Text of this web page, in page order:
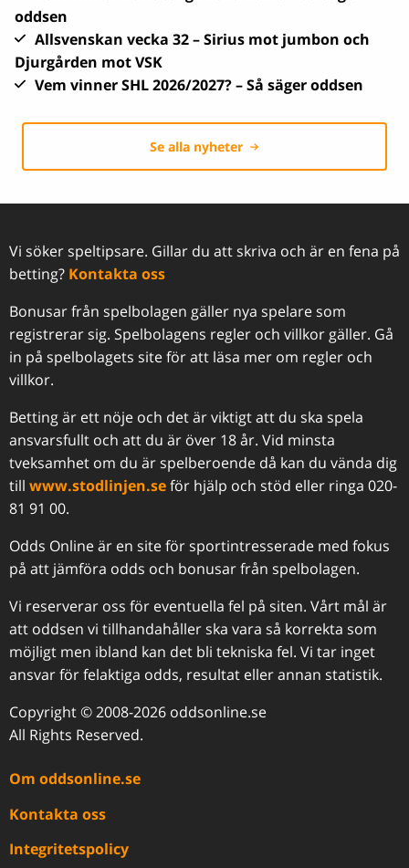
oddsen
Allsvenskan vecka 32 – Sirius mot jumbon och
Djurgården mot VSK
Vem vinner SHL 2026/2027? – Så säger oddsen
Se alla nyheter
Vi söker speltipsare. Gillar du att skriva och är en fena på
betting? Kontakta oss
Bonusar från spelbolagen gäller nya spelare som
registrerar sig. Spelbolagens regler och villkor gäller. Gå
in på spelbolagets site för att läsa mer om regler och
villkor.
Betting är ett nöje och det är viktigt att du ska spela
ansvarsfullt och att du är över 18 år. Vid minsta
tveksamhet om du är spelberoende då kan du vända dig
till www.stodlinjen.seför hjälp och stöd eller ringa 020-
81 91 00.
Odds Online är en site för sportintresserade med fokus
på att jämföra odds och bonusar från spelbolagen.
Vi reserverar oss för eventuella fel på siten. Vårt mål är
att oddsen vi tillhandahåller ska vara så korrekta som
möjligt men ibland kan det bli tekniska fel. Vi tar inget
ansvar för felaktiga odds, resultat eller annan statistik.
Copyright © 2008-2026 oddsonline.se
All Rights Reserved.
Om oddsonline.se
Kontakta oss
Integritetspolicy